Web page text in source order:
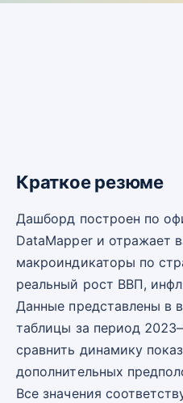
Краткое резюме
Дашборд построен по
DataMapper и отражает
макроиндикаторы по
реальный рост ВВП,
Данные представлены в
таблицы за период
сравнить динамику
дополнительных
Все значения